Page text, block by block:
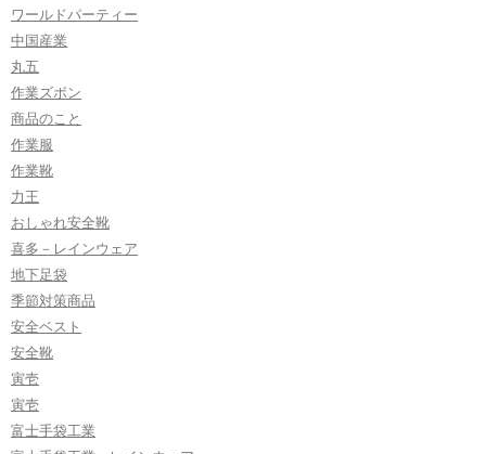
ワールドパーティー
中国産業
丸五
作業ズボン
商品のこと
作業服
作業靴
力王
おしゃれ安全靴
喜多－レインウェア
地下足袋
季節対策商品
安全ベスト
安全靴
寅壱
寅壱
富士手袋工業